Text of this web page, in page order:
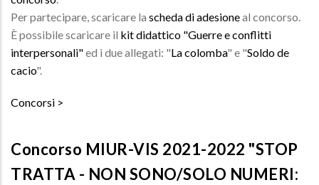
Per partecipare, scaricare la scheda di adesioneal concorso.
È possibile scaricare il kit didattico "Guerre e conflitti
interpersonali"ed i due allegati: "La colomba" e "Soldo de
cacio".
Concorsi
Concorso MIUR-VIS 2021-2022 "STOP
TRATTA - NON SONO/SOLO NUMERI: